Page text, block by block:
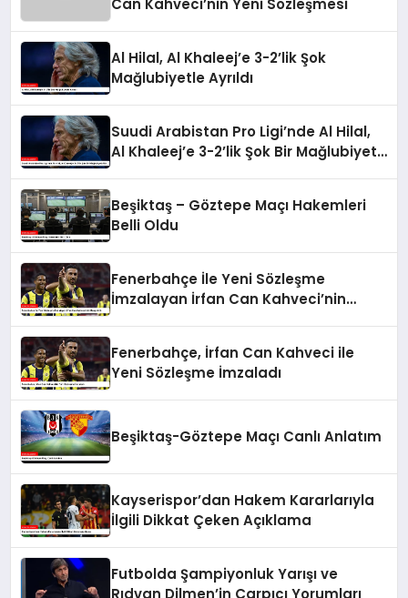
Can Kahveci’nin Yeni Sözleşmesi
Al Hilal, Al Khaleej’e 3-2’lik Şok
Mağlubiyetle Ayrıldı
Suudi Arabistan Pro Ligi’nde Al Hilal,
Al Khaleej’e 3-2’lik Şok Bir Mağlubiyet
Beşiktaş – Göztepe Maçı Hakemleri
Belli Oldu
Fenerbahçe İle Yeni Sözleşme
İmzalayan İrfan Can Kahveci’nin
Fenerbahçe, İrfan Can Kahveci ile
Yeni Sözleşme İmzaladı
Beşiktaş-Göztepe Maçı Canlı Anlatım
Kayserispor’dan Hakem Kararlarıyla
İlgili Dikkat Çeken Açıklama
Futbolda Şampiyonluk Yarışı ve
Rıdvan Dilmen’in Çarpıcı Yorumları